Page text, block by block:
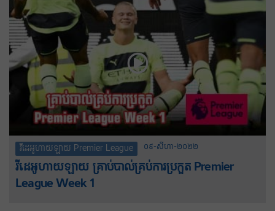
វីដេអូហាយឡាយ Premier League ០៩-សីហា-២០២២
វីដេអូហាយឡាយ គ្រាប់បាល់គ្រប់ការប្រកួត Premier
League Week 1